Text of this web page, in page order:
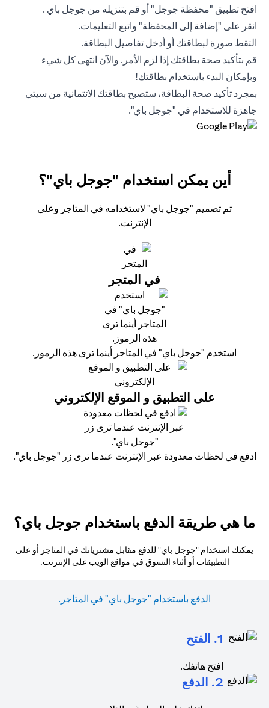
افتح تطبيق "محفظة جوجل" أو قم بتنزيله من جوجل باي .
انقر على "إضافة إلى المحفظة" واتبع التعليمات.
التقط صورة لبطاقتك أو أدخل تفاصيل البطاقة.
قم بتأكيد صحة بطاقتك إذا لزم الأمر. والآن انتهى كل شيء
وبإمكان البدء باستخدام بطاقتك!
بمجرد تأكيد صحة البطاقة، ستصبح بطاقتك الائتمانية من سيتي
جاهزة للاستخدام في "جوجل باي".
أين يمكن استخدام "جوجل باي"؟
تم تصميم "جوجل باي" لاستخدامه في المتاجر وعلى
الإنترنت.
في المتجر
استخدم "جوجل باي" في المتاجر أينما ترى هذه الرموز.
على التطبيق و الموقع الإلكتروني
ادفع في لحظات معدودة عبر الإنترنت عندما ترى زر "جوجل باي".
ما هي طريقة الدفع باستخدام جوجل باي؟
يمكنك استخدام "جوجل باي" للدفع مقابل مشترياتك في المتاجر أو على
التطبيقات أو أثناء التسوق في مواقع الويب على الإنترنت.
الدفع باستخدام "جوجل باي" في المتاجر.
1. الفتح
افتح هاتفك.
2. الدفع